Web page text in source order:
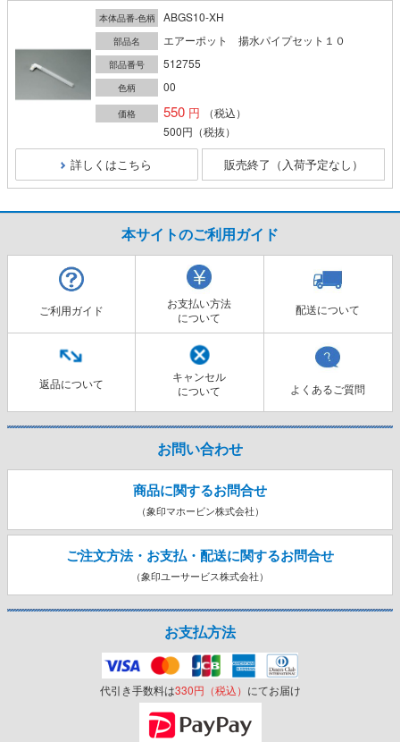
本体品番-色柄 ABGS10-XH
部品名 エアーポット 揚水パイプセット１０
部品番号 512755
色柄 00
価格 550
（税込）
500円 （税抜）
詳しくはこちら 販売終了（入荷予定なし）
本サイトのご利用ガイド
ご利用ガイド
お支払い方法
について
配送について
返品について
キャンセル
について
よくあるご質問
お問い合わせ
商品に関するお問合せ
（象印マホービン株式会社）
ご注文方法・お支払・配送に関するお問合せ
（象印ユーサービス株式会社）
お支払方法
代引き手数料は330円（税込） にてお届け